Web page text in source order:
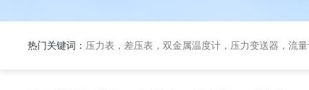
热门关键词： 压力表，差压表，双金属温度计，压力变送器，流